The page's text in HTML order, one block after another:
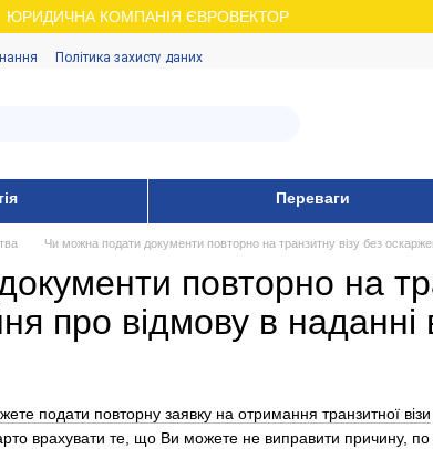
ЮРИДИЧНА КОМПАНІЯ ЄВРОВЕКТОР
Політика захисту даних
Переваги
Чи можна подати документи повторно на транзитну візу без
повторно на
про відмову в наданні
подати повторну заявку на отримання транзитної візи
врахувати те, що Ви можете не виправити причину, по